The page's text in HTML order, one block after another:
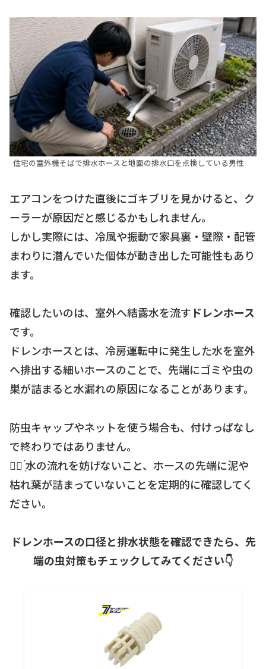
住宅の室外機そばで排水ホースと地面の排水口を点検している男性
エアコンをつけた直後にゴキブリを見かけると、ク
ーラーが原因だと感じるかもしれません。
しかし実際には、冷風や振動で家具裏・壁際・配管
まわりに潜んでいた個体が動き出した可能性もあり
ます。
確認したいのは、室外へ結露水を流す ドレンホース
です。
ドレンホースとは、冷房運転中に発生した水を室外
へ排出する細いホースのことで、先端にゴミや虫の
巣が詰まると水漏れの原因になることがあります。
防虫キャップやネットを使う場合も、付けっぱなし
で終わりではありません。
☝🏻 ̖́水の流れを妨げないこと、ホースの先端に泥や
枯れ葉が詰まっていないことを定期的に確認してく
ださい。
ドレンホースの口径と排水状態を確認できたら、先
端の虫対策もチェックしてみてください👇